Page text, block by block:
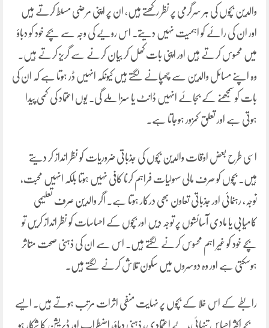
والدین بچوں کی ہر سرگرمی پر نظر رکھتے ہیں، ان پر اپنی مرضی مسلط کرتے ہیں
اور ان کی رائے کو اہمیت نہیں دیتے۔ اس رویے کی وجہ سے بچے خود کو دباؤ
میں محسوس کرتے ہیں اور اپنی بات کھل کر بیان کرنے سے گریز کرتے ہیں۔
وہ اپنے مسائل والدین سے چھپانے لگتے ہیں کیونکہ انہیں ڈر ہوتا ہے کہ ان کی
بات کو سمجھنے کے بجائے انہیں ڈانٹ یا سزا ملے گی۔ یوں اعتماد کی کمی پیدا
ہوتی ہے اور تعلق کمزور ہوجاتا ہے۔
اسی طرح بعض اوقات والدین بچوں کی جذباتی ضروریات کو نظر انداز کر دیتے
ہیں۔ بچوں کو صرف مالی سہولیات فراہم کرنا کافی نہیں ہوتا بلکہ انہیں محبت،
توجہ، رہنمائی اور جذباتی تعاون بھی درکار ہوتا ہے۔ اگر والدین صرف تعلیمی
کامیابی یا مادی آسائشوں پر توجہ دیں اور بچوں کے احساسات کو نظر انداز کریں تو
بچے خود کو غیر اہم محسوس کرنے لگتے ہیں۔ اس سے ان کی ذہنی صحت متاثر
ہوسکتی ہے اور وہ دوسروں میں سکون تلاش کرنے لگتے ہیں۔
رابطے کے اس خلا کے بچوں پر نہایت منفی اثرات مرتب ہوتے ہیں۔ ایسے
بچے اکثر احساسِ تنہائی، بے اعتمادی، ذہنی دباؤ، اضطراب اور ڈپریشن کا شکار ہو